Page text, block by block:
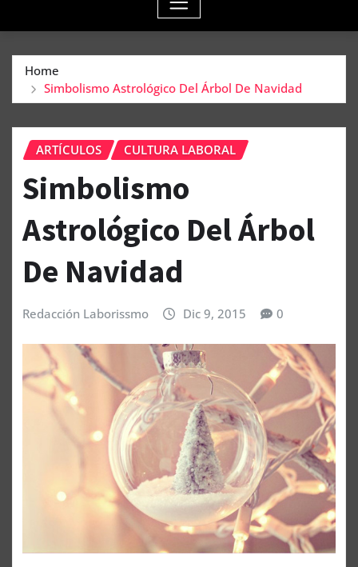
Home
Simbolismo Astrológico Del Árbol De Navidad
ARTÍCULOS CULTURA LABORAL
Simbolismo
Astrológico Del Árbol
De Navidad
Redacción Laborissmo Dic 9, 2015 0